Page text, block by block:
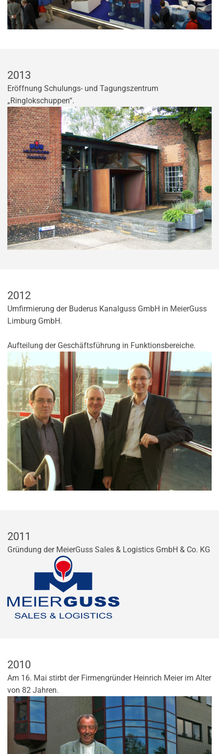
2013
Eröffnung Schulungs- und Tagungszentrum
„Ringlokschuppen“.
2012
Umfirmierung der Buderus Kanalguss GmbH in MeierGuss
Limburg GmbH.
Aufteilung der Geschäftsführung in Funktionsbereiche.
2011
Gründung der MeierGuss Sales & Logistics GmbH & Co. KG
2010
Am 16. Mai stirbt der Firmengründer Heinrich Meier im Alter
von 82 Jahren.